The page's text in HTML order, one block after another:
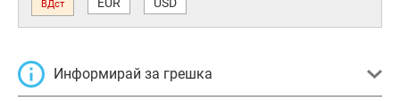
ВДст EUR USD
Информирай за грешка